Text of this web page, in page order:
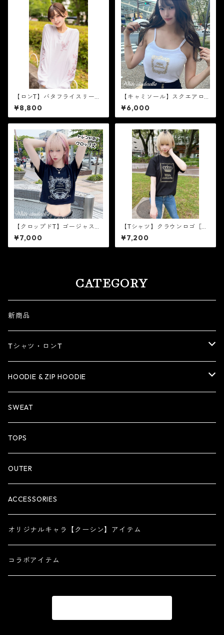
【ロンT】バタフライスリーブ
［ライトピンクラメ］
¥8,800
【キャミソール】スクエアロ
ゴ［白×ゴールド箔］
¥6,000
【クロップドT】ゴージャスフ
レーム［シルバーラメ］
¥7,000
【Tシャツ】クラウンロゴ［ゴ
ールドラメ］
¥7,200
CATEGORY
新商品
Tシャツ・ロンT
Tシャツ
ロンT
HOODIE & ZIP HOODIE
HOODIE
ZIP HOODIE
SWEAT
TOPS
OUTER
ACCESSORIES
オリジナルキャラ【クーシン】アイテム
コラボアイテム